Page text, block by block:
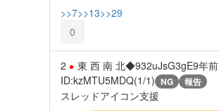
>>7>>13>>29
0
2 東 西 南 北◆932uJsG3gE9年前
ID:kzMTU5MDQ(1/1) NG 報告
スレッドアイコン支援